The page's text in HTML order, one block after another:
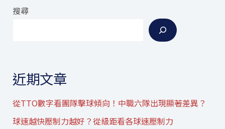
搜尋
近期文章
從TTO數字看團隊擊球傾向！中職六隊出現顯著差異？
球速越快壓制力越好？從級距看各球速壓制力